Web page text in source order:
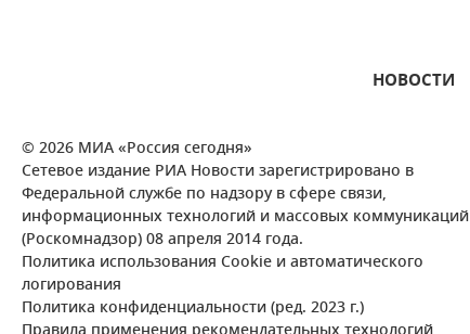
НОВОСТИ
© 2026 МИА «Россия сегодня»
Сетевое издание РИА Новости зарегистрировано в
Федеральной службе по надзору в сфере связи,
информационных технологий и массовых коммуникаций
(Роскомнадзор) 08 апреля 2014 года.
Политика использования Cookie и автоматического
логирования
Политика конфиденциальности (ред. 2023 г.)